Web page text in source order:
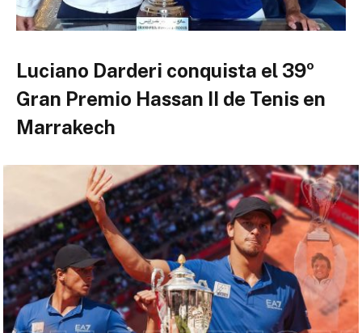
Luciano Darderi conquista el 39º
Gran Premio Hassan II de Tenis en
Marrakech